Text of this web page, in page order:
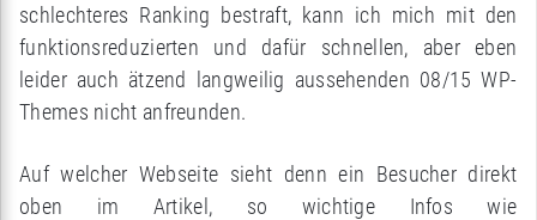
schlechteres Ranking bestraft, kann ich mich mit den
funktionsreduzierten und dafür schnellen, aber eben
leider auch ätzend langweilig aussehenden 08/15 WP-
Themes nicht anfreunden.
Auf welcher Webseite sieht denn ein Besucher direkt
oben im Artikel, so wichtige Infos wie